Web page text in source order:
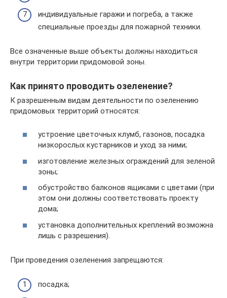
индивидуальные гаражи и погреба, а также
специальные проезды для пожарной техники.
Все означенные выше объекты должны находиться
внутри территории придомовой зоны.
Как принято проводить озеленение?
К разрешенным видам деятельности по озеленению
придомовых территорий относятся:
устроение цветочных клумб, газонов, посадка
низкорослых кустарников и уход за ними;
изготовление железных ограждений для зеленой
зоны;
обустройство балконов ящиками с цветами (при
этом они должны соответствовать проекту
дома;
установка дополнительных креплений возможна
лишь с разрешения).
При проведения озеленения запрещаются:
посадка;